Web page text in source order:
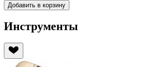
Добавить в корзину
Инструменты